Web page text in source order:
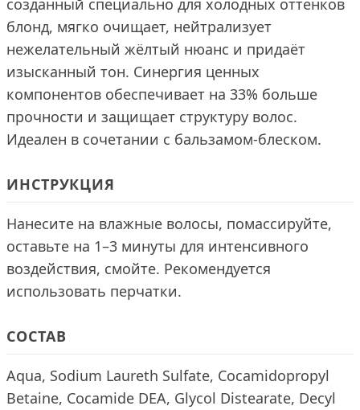
созданный специально для холодных оттенков
блонд, мягко очищает, нейтрализует
нежелательный жёлтый нюанс и придаёт
изысканный тон. Синергия ценных
компонентов обеспечивает на 33% больше
прочности и защищает структуру волос.
Идеален в сочетании с бальзамом-блеском.
ИНСТРУКЦИЯ
Нанесите на влажные волосы, помассируйте,
оставьте на 1–3 минуты для интенсивного
воздействия, смойте. Рекомендуется
использовать перчатки.
СОСТАВ
Aqua, Sodium Laureth Sulfate, Cocamidopropyl
Betaine, Cocamide DEA, Glycol Distearate, Decyl